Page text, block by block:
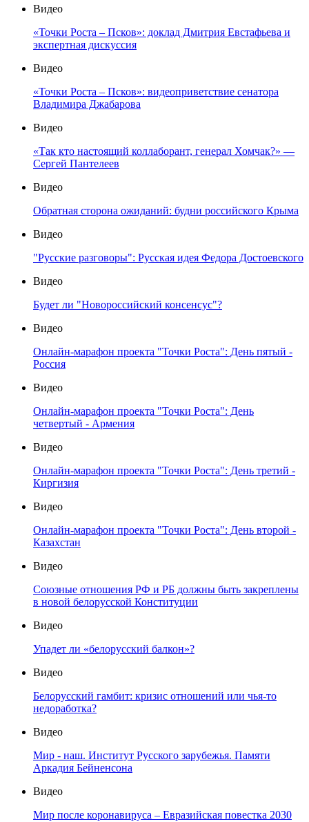
Видео
«Точки Роста – Псков»: доклад Дмитрия Евстафьева и
экспертная дискуссия
Видео
«Точки Роста – Псков»: видеоприветствие сенатора
Владимира Джабарова
Видео
«Так кто настоящий коллаборант, генерал Хомчак?» —
Сергей Пантелеев
Видео
Обратная сторона ожиданий: будни российского Крыма
Видео
"Русские разговоры": Русская идея Федора Достоевского
Видео
Будет ли "Новороссийский консенсус"?
Видео
Онлайн-марафон проекта "Точки Роста": День пятый -
Россия
Видео
Онлайн-марафон проекта "Точки Роста": День
четвертый - Армения
Видео
Онлайн-марафон проекта "Точки Роста": День третий -
Киргизия
Видео
Онлайн-марафон проекта "Точки Роста": День второй -
Казахстан
Видео
Союзные отношения РФ и РБ должны быть закреплены
в новой белорусской Конституции
Видео
Упадет ли «белорусский балкон»?
Видео
Белорусский гамбит: кризис отношений или чья-то
недоработка?
Видео
Мир - наш. Институт Русского зарубежья. Памяти
Аркадия Бейненсона
Видео
Мир после коронавируса – Евразийская повестка 2030